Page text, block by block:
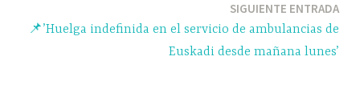
SIGUIENTE ENTRADA
📌’Huelga indefinida en el servicio de ambulancias de
Euskadi desde mañana lunes’